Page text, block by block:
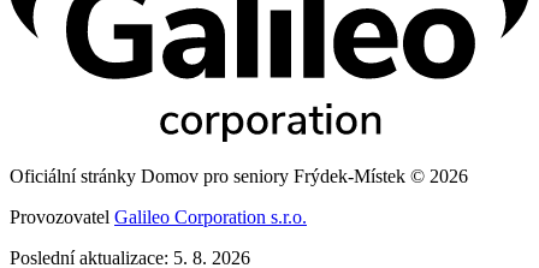
Oficiální stránky Domov pro seniory Frýdek-Místek © 2026
Provozovatel Galileo Corporation s.r.o.
Poslední aktualizace: 5. 8. 2026